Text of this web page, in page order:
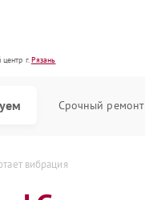
г.Рязань
Срочный ремонт
вибрация